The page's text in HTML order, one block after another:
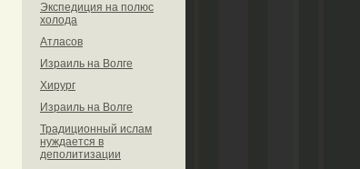
Экспедиция на полюс
холода
Атласов
Израиль на Волге
Хирург
Израиль на Волге
Традиционный ислам
нуждается в
деполитизации